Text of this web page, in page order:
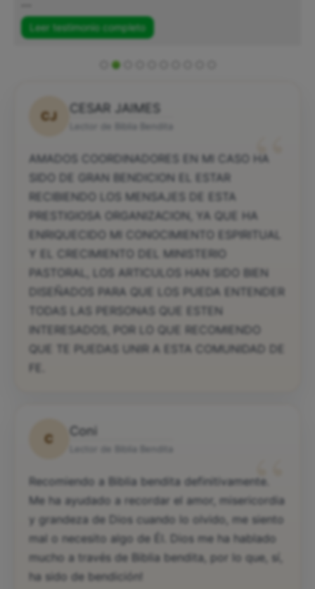
Leer testimonio completo
CJ
CESAR JAIMES
“
AMADOS COORDINADORES EN MI CASO HA
SIDO DE GRAN BENDICION EL ESTAR
RECIBIENDO LOS MENSAJES DE ESTA
PRESTIGIOSA ORGANIZACION, YA QUE HA
ENRIQUECIDO MI CONOCIMIENTO ESPIRITUAL
Y EL CRECIMIENTO DEL MINISTERIO
PASTORAL, LOS ARTICULOS HAN SIDO BIEN
DISEÑADOS PARA QUE LOS PUEDA ENTENDER
TODAS LAS PERSONAS QUE ESTEN
INTERESADOS, POR LO QUE RECOMIENDO
QUE TE PUEDAS UNIR A ESTA COMUNIDAD DE
C
Coni
“
Recomiendo a Biblia bendita definitivamente.
Me ha ayudado a recordar el amor, misericordia
y grandeza de Dios cuando lo olvido, me siento
mal o necesito algo de Él. Dios me ha hablado
mucho a través de Biblia bendita, por lo que, sí,
ha sido de bendición!